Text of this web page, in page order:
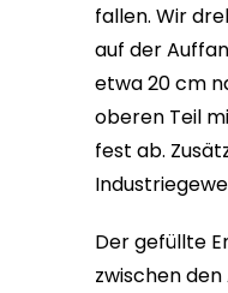
fallen. Wir
auf der
etwa 20 cm
oberen Teil
fest ab.
Der gefüllte
zwischen